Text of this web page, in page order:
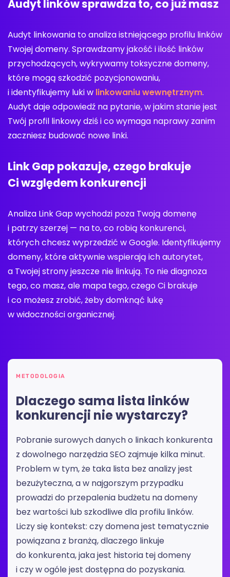
Audyt linków sprawdza to, co już masz
Audyt linkowania to analiza istniejącego profilu linków
Twojej domeny. Sprawdzamy jakość i ilość linków
przychodzących, wykrywamy toksyczne domeny,
które mogą szkodzić pozycjonowaniu,
i identyfikujemy luki w linkowaniu wewnętrznym.
Audyt daje odpowiedź na pytanie, w jakim stanie jest
Twój profil linkowy dziś i co wymaga naprawy zanim
zaczniesz budować nowe linki.
Link Gap pokazuje, czego brakuje
Ci względem konkurencji
Analiza Link Gap wychodzi poza Twoją domenę
i patrzy szerzej — na to, co robią konkurenci,
których chcesz wyprzedzić w Google. Identyfikujemy
domeny, które aktywnie wspierają ich autorytet,
a Twojej strony jeszcze nie linkują. To nie diagnoza
tego, co masz, ale mapa tego, czego Ci brakuje
i co możesz zrobić, żeby domknąć lukę
w widoczności organicznej.
METODOLOGIA
Dlaczego sama lista linków
konkurencji nie wystarczy?
Pobranie surowych danych o linkach konkurenta
z dowolnego narzędzia SEO zajmuje kilka minut.
Problem w tym, że taka lista bez analizy jest
bezużyteczna, a w najgorszym przypadku
prowadzi do przepalenia budżetu na domeny
bez wartości lub szkodliwe dla profilu linków.
Liczy się kontekst: czy domena jest tematycznie
powiązana z branżą, dlaczego linkuje
do konkurenta, jaka jest historia tej domeny
i czy w ogóle jest dostępna do pozyskania.